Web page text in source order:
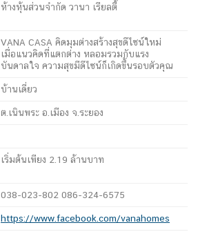
ห้างหุ้นส่วนจำกัด วานา เรียลตี้
VANA CASA คิดมุมต่างสร้างสุขดีไซน์ใหม่
เมื่อแนวคิดที่แตกต่าง หลอมรวมกับแรง
บันดาลใจ ความสุขมีดีไซน์ก็เกิดขึ้นรอบตัวคุณ
บ้านเดี่ยว
ต.เนินพระ อ.เมือง จ.ระยอง
เริ่มต้นเพียง 2.19 ล้านบาท
038-023-802 086-324-6575
https://www.facebook.com/vanahomes